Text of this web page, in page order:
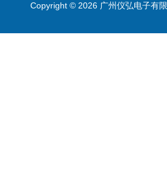
Copyright © 2026 广州仪弘电子有